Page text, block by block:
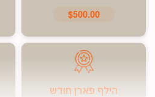
$500.00
הילף פארן חודש